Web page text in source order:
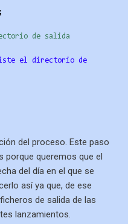
de salida
el directorio de
del proceso. Este paso
porque queremos que el
del día en el que se
así ya que, de ese
de salida de las
lanzamientos.